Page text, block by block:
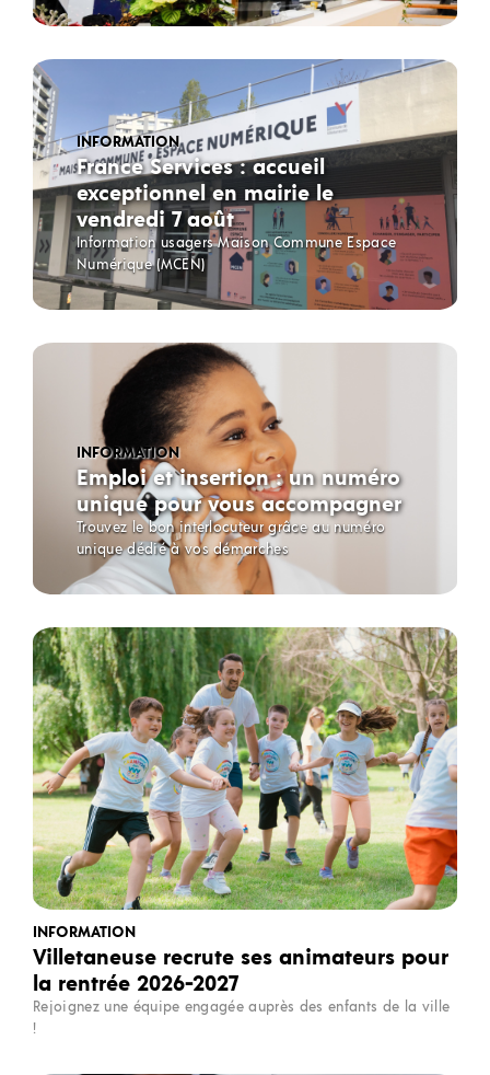
INFORMATION
France Services : accueil
exceptionnel en mairie le
vendredi 7 août
Information usagers Maison Commune Espace
Numérique (MCEN)
INFORMATION
Emploi et insertion : un numéro
unique pour vous accompagner
Trouvez le bon interlocuteur grâce au numéro
unique dédié à vos démarches
INFORMATION
Villetaneuse recrute ses animateurs pour
la rentrée 2026-2027
Rejoignez une équipe engagée auprès des enfants de la ville
!